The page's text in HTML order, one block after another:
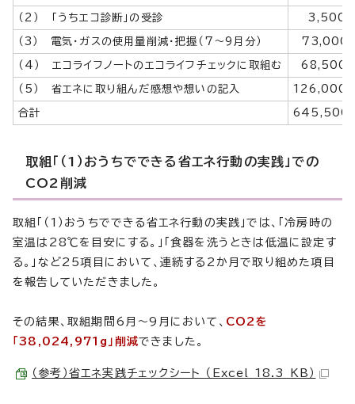
（2） 「うちエコ診断」の受診 3,500
（3） 電気・ガスの使用量削減・把握（7～9月分）
（4） エコライフノートのエコライフチェックに取組む 68,500
（5） 省エネに取り組んだ感想や想いの記入 126,000
合計 645,500
取組「（1）おうちでできる省エネ行動の実践」での
CO2削減
取組「（1）おうちでできる省エネ行動の実践」では、「冷房時の
室温は28℃を目安にする。」「食器を洗うときは低温に設定す
る。」など25項目において、連続する2か月で取り組めた項目
を報告していただきました。
その結果、取組期間6月～9月において、 CO2を
「38,024,971g」削減できました。
（参考）省エネ実践チェックシート （Excel 18.3 KB）